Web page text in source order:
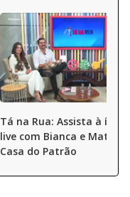
Tá na Rua: Assista à
live com Bianca e
Casa do Patrão